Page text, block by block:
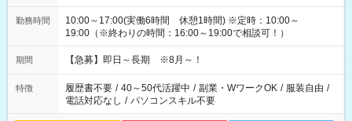
勤務時間
10:00～17:00(実働6時間 休憩1時間) ※定時：10:00～
19:00（※終わりの時間：16:00～19:00で相談可！）
期間 【急募】即日～長期 ※8月～！
特徴 履歴書不要 / 40～50代活躍中 / 副業・WワークOK / 服装自由 /
電話対応なし / パソコンスキル不要